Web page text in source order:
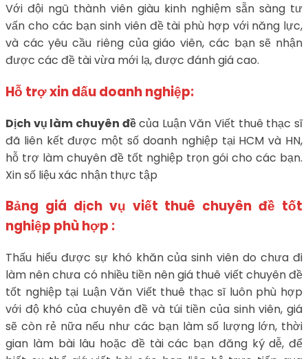
Với đội ngũ thành viên giàu kinh nghiệm sẵn sàng tư
vấn cho các bạn sinh viên đề tài phù hợp với năng lực,
và các yêu cầu riêng của giáo viên, các bạn sẽ nhận
được các đề tài vừa mới lạ, được đánh giá cao.
Hỗ trợ xin dấu doanh nghiệp:
Dịch vụ làm chuyên đềcủa Luận Văn Viết thuê thạc sĩ
đã liên kết được một số doanh nghiệp tại HCM và HN,
hỗ trợ làm chuyên đề tốt nghiệp trọn gói cho các bạn.
Xin số liệu xác nhận thực tập
Bảng giá dịch vụ viết thuê chuyên đề tốt
nghiệp phù hợp :
Thấu hiểu được sự khó khăn của sinh viên do chưa đi
làm nên chưa có nhiều tiền nên giá thuê viết chuyên đề
tốt nghiệp tại Luận Văn Viết thuê thạc sĩ luôn phù hợp
với độ khó của chuyên đề và túi tiền của sinh viên, giá
sẽ còn rẻ nữa nếu như các bạn làm số lượng lớn, thời
gian làm bài lâu hoặc đề tài các bạn đăng ký dễ, để